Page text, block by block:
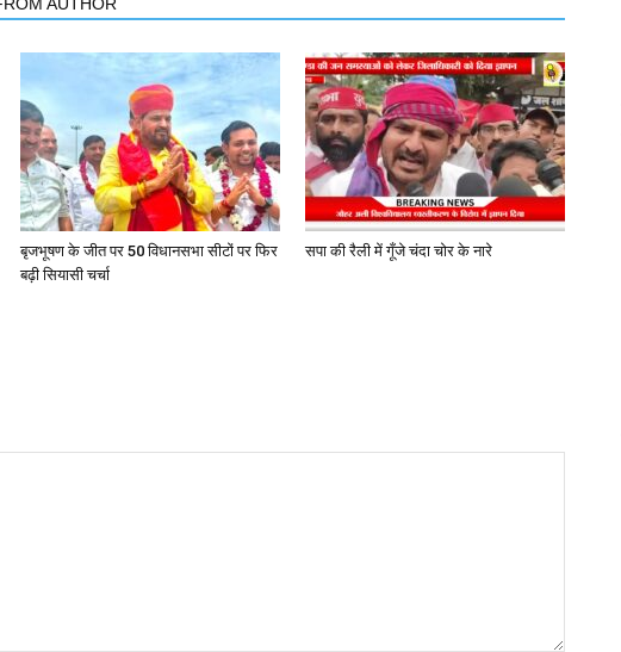
बृजभूषण के जीत पर 50 विधानसभा सीटों पर फिर
बढ़ी सियासी चर्चा
सपा की रैली में गूँजे चंदा चोर के नारे